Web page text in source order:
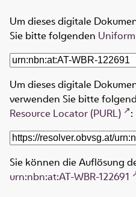
Um dieses digitale
Sie bitte folgenden
Um dieses digitale
verwenden Sie bitte
Resource Locator (PURL)
:
Sie können die Auflösung
urn:nbn:at:AT-WBR-122691